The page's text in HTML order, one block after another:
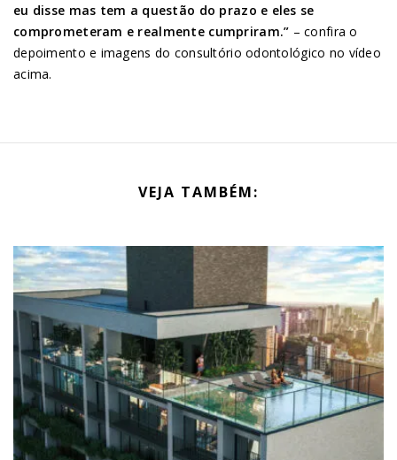
eu disse mas tem a questão do prazo e eles se
comprometeram e realmente cumpriram.” – confira o
depoimento e imagens do consultório odontológico no vídeo
acima.
VEJA TAMBÉM: